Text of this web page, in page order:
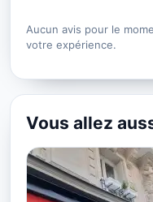
Aucun avis pour le
votre expérience.
Vous allez